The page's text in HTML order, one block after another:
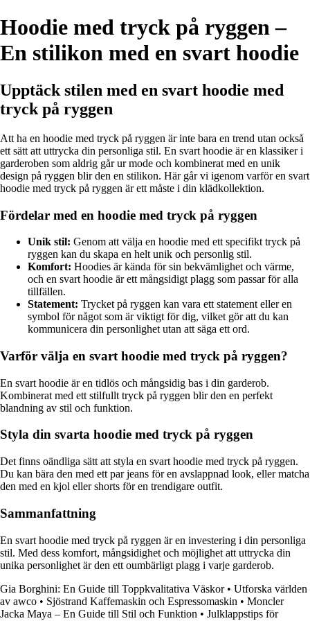
Hoodie med tryck på ryggen –
En stilikon med en svart hoodie
Upptäck stilen med en svart hoodie med
tryck på ryggen
Att ha en hoodie med tryck på ryggen är inte bara en trend utan också
ett sätt att uttrycka din personliga stil. En svart hoodie är en klassiker i
garderoben som aldrig går ur mode och kombinerat med en unik
design på ryggen blir den en stilikon. Här går vi igenom varför en svart
hoodie med tryck på ryggen är ett måste i din klädkollektion.
Fördelar med en hoodie med tryck på ryggen
Unik stil: Genom att välja en hoodie med ett specifikt tryck på
ryggen kan du skapa en helt unik och personlig stil.
Komfort: Hoodies är kända för sin bekvämlighet och värme,
och en svart hoodie är ett mångsidigt plagg som passar för alla
tillfällen.
Statement: Trycket på ryggen kan vara ett statement eller en
symbol för något som är viktigt för dig, vilket gör att du kan
kommunicera din personlighet utan att säga ett ord.
Varför välja en svart hoodie med tryck på ryggen?
En svart hoodie är en tidlös och mångsidig bas i din garderob.
Kombinerat med ett stilfullt tryck på ryggen blir den en perfekt
blandning av stil och funktion.
Styla din svarta hoodie med tryck på ryggen
Det finns oändliga sätt att styla en svart hoodie med tryck på ryggen.
Du kan bära den med ett par jeans för en avslappnad look, eller matcha
den med en kjol eller shorts för en trendigare outfit.
Sammanfattning
En svart hoodie med tryck på ryggen är en investering i din personliga
stil. Med dess komfort, mångsidighet och möjlighet att uttrycka din
unika personlighet är den ett oumbärligt plagg i varje garderob.
Gia Borghini: En Guide till Toppkvalitativa Väskor• Utforska världen
av awco • Sjöstrand Kaffemaskin och Espressomaskin • Moncler
Jacka Maya – En Guide till Stil och Funktion • Julklappstips för